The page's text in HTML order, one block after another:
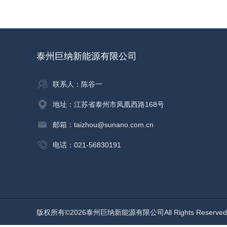
泰州巨纳新能源有限公司
联系人：陈谷一
地址：江苏省泰州市凤凰西路168号
邮箱：taizhou@sunano.com.cn
电话：021-56830191
版权所有©2026泰州巨纳新能源有限公司All Rights